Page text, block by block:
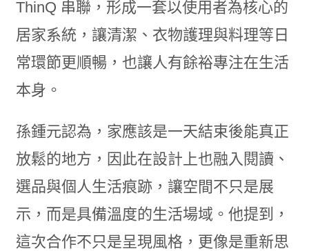
ThinQ 串聯，形成一套以使用者為核心的
居家系統，讓清潔、衣物護理與料理等日
常環節更順暢，也讓人有餘裕專注在生活
本身。
孫鍾元認為，家應該是一天結束後能真正
放鬆的地方，因此在設計上也融入閱讀、
選品與個人生活痕跡，讓空間不只是展
示，而是具備溫度的生活場域。他提到，
這次合作不只是呈現風格，更像是重新思